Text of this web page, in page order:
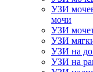
УЗИ
мочи
УЗИ
УЗИ
УЗИ на
УЗИ на